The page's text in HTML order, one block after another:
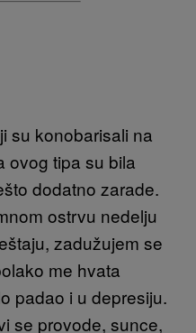
su konobarisali na
ovog tipa su bila
dodatno zarade.
ostrvu nedelju
zadužujem se
me hvata
padao i u depresiju.
se provode, sunce,